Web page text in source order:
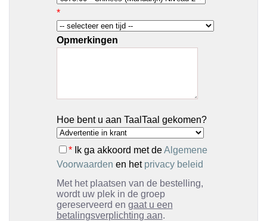
*
Opmerkingen
Hoe bent u aan TaalTaal gekomen?
*Ik ga akkoord met deAlgemene
Voorwaarden en het privacy beleid
Met het plaatsen van de bestelling,
wordt uw plek in de groep
gereserveerd en gaat u een
betalingsverplichting aan.